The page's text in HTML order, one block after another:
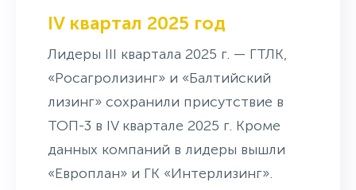
IV квартал 2025 год
Лидеры III квартала 2025 г. — ГТЛК,
«Росагролизинг» и «Балтийский
лизинг» сохранили присутствие в
ТОП-3 в IV квартале 2025 г. Кроме
данных компаний в лидеры вышли
«Европлан» и ГК «Интерлизинг».